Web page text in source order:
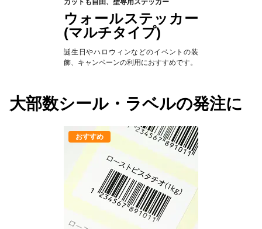
ウォールステッカー
(マルチタイプ)
誕生日やハロウィンなどのイベントの装
飾、キャンペーンの利用におすすめです。
大部数シール・ラベルの発注に